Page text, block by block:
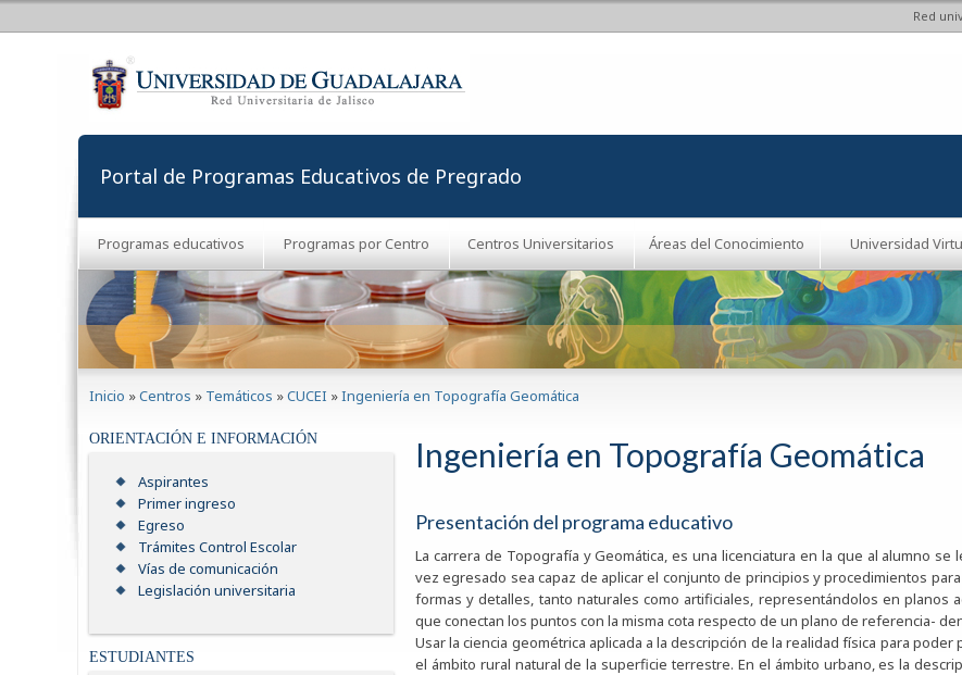
Red
Portal de Programas Educativos de Pregrado
Programas educativos Programas por Centro Centros Universitarios Áreas del Conocimiento Universidad
Inicio »Centros » Temáticos »CUCEI »Ingeniería en Topografía Geomática
ORIENTACIÓN E INFORMACIÓN
Aspirantes
Primer ingreso
Egreso
Trámites Control Escolar
Vías de comunicación
Legislación universitaria
ESTUDIANTES
Ingeniería en Topografía Geomática
Presentación del programa educativo
La carrera de Topografía y Geomática, es una licenciatura en la que al alumno
vez egresado sea capaz de aplicar el conjunto de principios y procedimientos
formas y detalles, tanto naturales como artificiales, representándolos en planos
que conectan los puntos con la misma cota respecto de un plano de referencia-
Usar la ciencia geométrica aplicada a la descripción de la realidad física para
el ámbito rural natural de la superficie terrestre. En el ámbito urbano, es la